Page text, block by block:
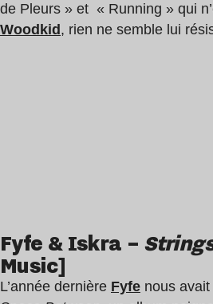
de Pleurs » et « Running » qui
Woodkid , rien ne semble lui
Fyfe & Iskra –
Music]
L’année dernière Fyfe nous